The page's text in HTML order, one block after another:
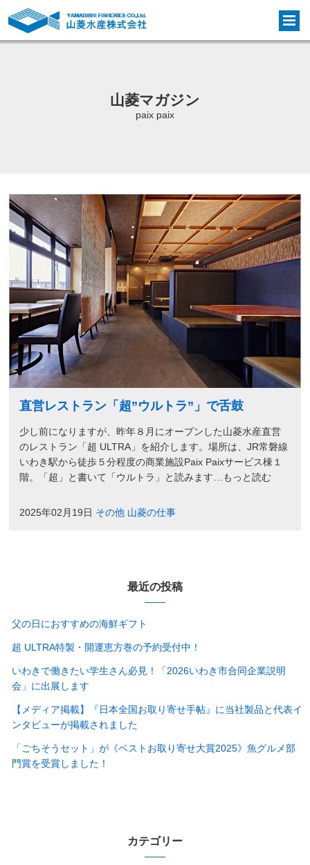
山菱マガジン
paix paix
直営レストラン「超”ウルトラ”」で舌鼓
少し前になりますが、昨年８月にオープンした山菱水産直営
のレストラン「超 ULTRA」を紹介します。場所は、JR常磐線
いわき駅から徒歩５分程度の商業施設Paix Paixサービス棟１
階。「超」と書いて「ウルトラ」と読みます…もっと読む
2025年02月19日 その他 山菱の仕事
最近の投稿
父の日におすすめの海鮮ギフト
超 ULTRA特製・開運恵方巻の予約受付中！
いわきで働きたい学生さん必見！「2026いわき市合同企業説明
会」に出展します
【メディア掲載】『日本全国お取り寄せ手帖』に当社製品と代表イ
ンタビューが掲載されました
「ごちそうセット」が《ベストお取り寄せ大賞2025》魚グルメ部
門賞を受賞しました！
カテゴリー